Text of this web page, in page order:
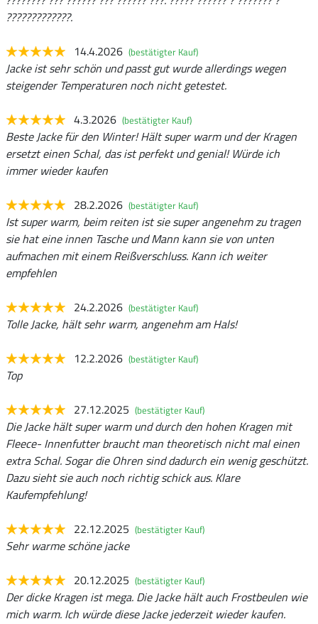
?????????????.
14.4.2026 (bestätigter Kauf)
Jacke ist sehr schön und passt gut wurde allerdings wegen
steigender Temperaturen noch nicht getestet.
4.3.2026 (bestätigter Kauf)
Beste Jacke für den Winter! Hält super warm und der Kragen
ersetzt einen Schal, das ist perfekt und genial! Würde ich
immer wieder kaufen
28.2.2026 (bestätigter Kauf)
Ist super warm, beim reiten ist sie super angenehm zu tragen
sie hat eine innen Tasche und Mann kann sie von unten
aufmachen mit einem Reißverschluss. Kann ich weiter
empfehlen
24.2.2026 (bestätigter Kauf)
Tolle Jacke, hält sehr warm, angenehm am Hals!
12.2.2026 (bestätigter Kauf)
Top
27.12.2025 (bestätigter Kauf)
Die Jacke hält super warm und durch den hohen Kragen mit
Fleece- Innenfutter braucht man theoretisch nicht mal einen
extra Schal. Sogar die Ohren sind dadurch ein wenig geschützt.
Dazu sieht sie auch noch richtig schick aus. Klare
Kaufempfehlung!
22.12.2025 (bestätigter Kauf)
Sehr warme schöne jacke
20.12.2025 (bestätigter Kauf)
Der dicke Kragen ist mega. Die Jacke hält auch Frostbeulen wie
mich warm. Ich würde diese Jacke jederzeit wieder kaufen.